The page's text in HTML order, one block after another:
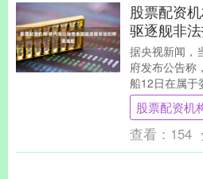
股票配资
驱逐舰非
据央视新闻，
府发布公告称
船12日在属于
拉布朗基亚岛
美国海军贾....
股票配资机
查看： 154